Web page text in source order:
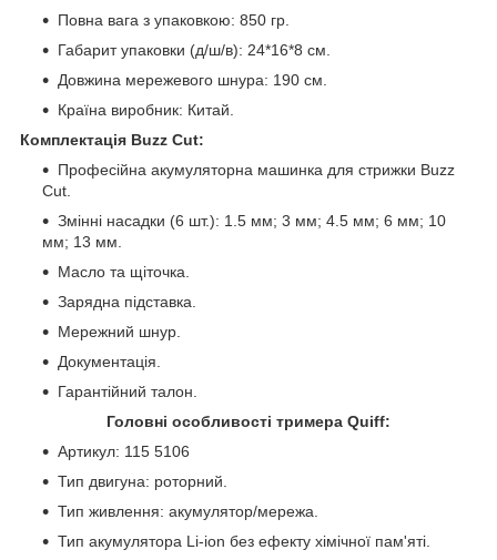
Повна вага з упаковкою: 850 гр.
Габарит упаковки (д/ш/в): 24*16*8 см.
Довжина мережевого шнура: 190 см.
Країна виробник: Китай.
Комплектація Buzz Cut:
Професійна акумуляторна машинка для стрижки Buzz
Cut.
Змінні насадки (6 шт.): 1.5 мм; 3 мм; 4.5 мм; 6 мм; 10
мм; 13 мм.
Масло та щіточка.
Зарядна підставка.
Мережний шнур.
Документація.
Гарантійний талон.
Головні особливості тримера Quiff:
Артикул: 115 5106
Тип двигуна: роторний.
Тип живлення: акумулятор/мережа.
Тип акумулятора Li-ion без ефекту хімічної пам'яті.